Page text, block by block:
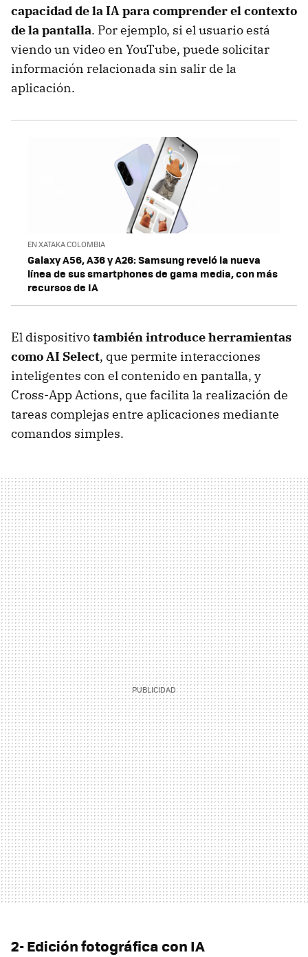
capacidad de la IA para comprender el contexto
de la pantalla. Por ejemplo, si el usuario está
viendo un video en YouTube, puede solicitar
información relacionada sin salir de la
aplicación.
EN XATAKA COLOMBIA
Galaxy A56, A36 y A26: Samsung reveló la nueva
línea de sus smartphones de gama media, con más
recursos de IA
El dispositivotambién introduce herramientas
como AI Select, que permite interacciones
inteligentes con el contenido en pantalla, y
Cross-App Actions, que facilita la realización de
tareas complejas entre aplicaciones mediante
comandos simples.
2- Edición fotográfica con IA